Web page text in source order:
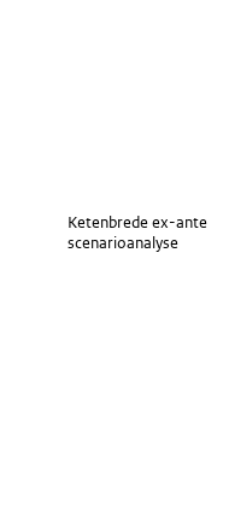
Ketenbrede ex-ante
scenarioanalyse